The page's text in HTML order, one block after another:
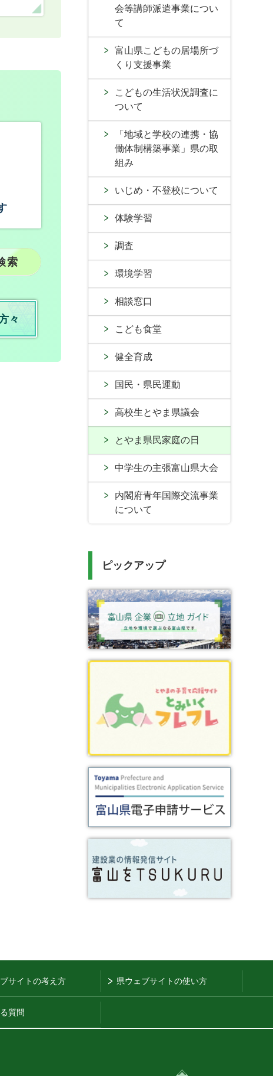
々
会等講師派遣事業につい
て
富山県こどもの居場所づ
くり支援事業
こどもの生活状況調査に
ついて
「地域と学校の連携・協
働体制構築事業」県の取
組み
いじめ・不登校について
体験学習
調査
環境学習
相談窓口
こども食堂
健全育成
国民・県民運動
高校生とやま県議会
とやま県民家庭の日
中学生の主張富山県大会
内閣府青年国際交流事業
について
ピックアップ
サイトの考え方 県ウェブサイトの使い方
質問